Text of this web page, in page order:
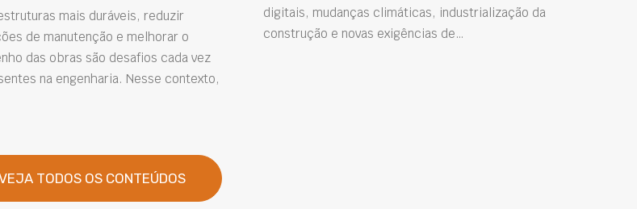
mais duráveis, reduzir
de manutenção e melhorar o
das obras são desafios cada vez
na engenharia. Nesse contexto,
digitais, mudanças climáticas, industrialização da
construção e novas exigências de…
TODOS OS CONTEÚDOS